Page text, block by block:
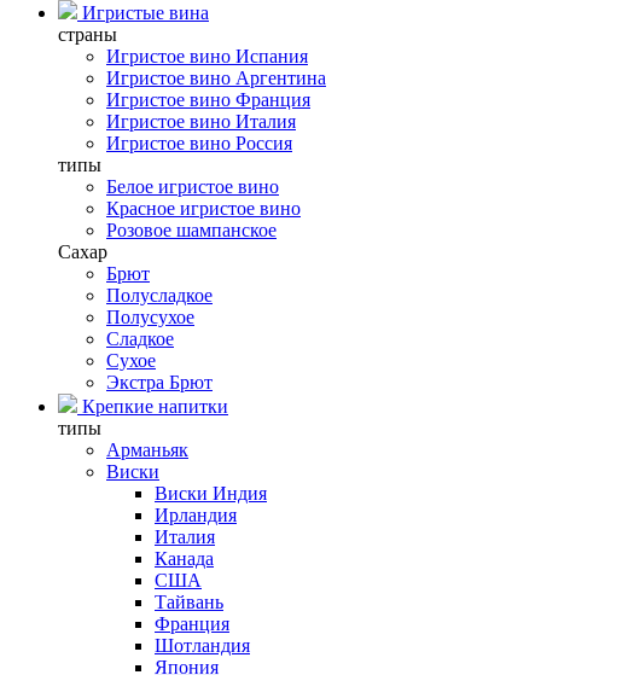
Игристые вина
страны
Игристое вино Испания
Игристое вино Аргентина
Игристое вино Франция
Игристое вино Италия
Игристое вино Россия
типы
Белое игристое вино
Красное игристое вино
Розовое шампанское
Сахар
Брют
Полусладкое
Полусухое
Сладкое
Сухое
Экстра Брют
Крепкие напитки
типы
Арманьяк
Виски
Виски Индия
Ирландия
Италия
Канада
США
Тайвань
Франция
Шотландия
Япония